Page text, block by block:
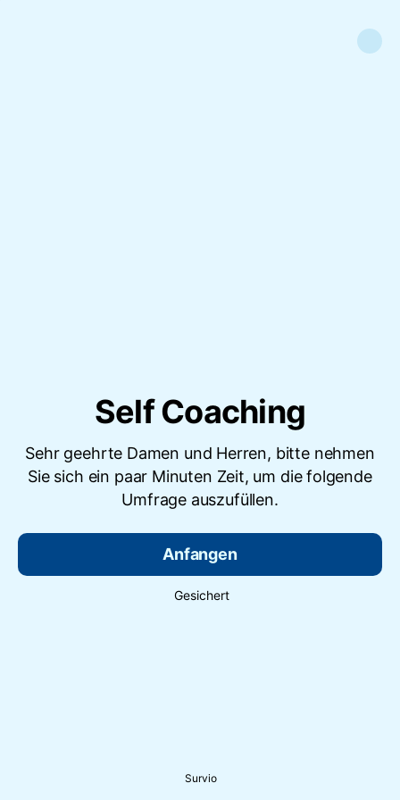
Self Coaching
Sehr geehrte Damen und Herren, bitte nehmen
Sie sich ein paar Minuten Zeit, um die folgende
Umfrage auszufüllen.
Anfangen
Gesichert
Survio